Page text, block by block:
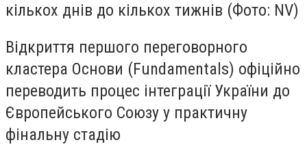
кількох днів до кількох тижнів (Фото: NV)
Відкриття першого переговорного
кластера Основи (Fundamentals) офіційно
переводить процес інтеграції України до
Європейського Союзу у практичну
фінальну стадію